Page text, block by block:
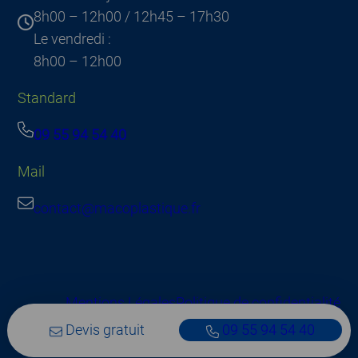
8h00 – 12h00 / 12h45 – 17h30
Le vendredi :
8h00 – 12h00
Standard
09 55 94 54 40
Mail
contact@macoplastique.fr
Mentions LégalesPolitique de confidentialité
Devis gratuit
09 55 94 54 40